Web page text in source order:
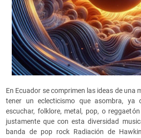
En Ecuador se comprimen las ideas de una
tener un eclecticismo que asombra, ya
escuchar, folklore, metal, pop, o
justamente que con esta diversidad
banda de pop rock Radiación de